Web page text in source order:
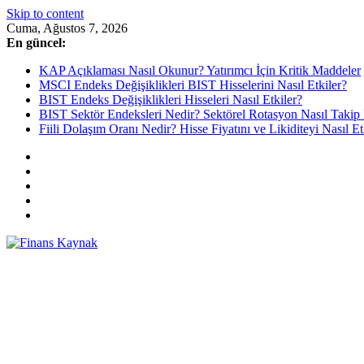
Skip to content
Cuma, Ağustos 7, 2026
En güncel:
KAP Açıklaması Nasıl Okunur? Yatırımcı İçin Kritik Maddeler
MSCI Endeks Değişiklikleri BIST Hisselerini Nasıl Etkiler?
BIST Endeks Değişiklikleri Hisseleri Nasıl Etkiler?
BIST Sektör Endeksleri Nedir? Sektörel Rotasyon Nasıl
Fiili Dolaşım Oranı Nedir? Hisse Fiyatını ve Likiditeyi Nasıl